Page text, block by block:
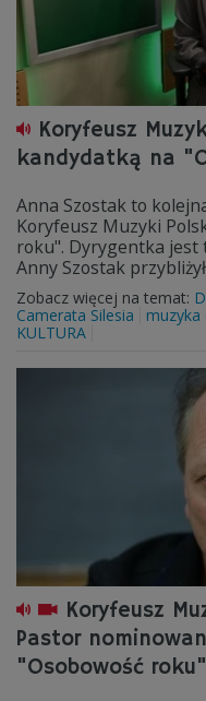
Koryfeusz
kandydatką na
Anna Szostak to
Koryfeusz Muzyki
roku". Dyrygentka jest
Anny Szostak
Zobacz więcej na temat:
Camerata Silesia
muzyka
KULTURA
Koryfeusz
Pastor
"Osobowość roku"